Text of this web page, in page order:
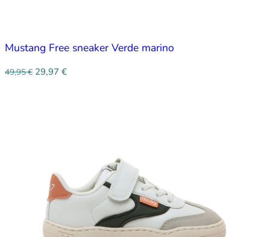
Mustang Free sneaker Verde marino
49,95€ 29,97 €